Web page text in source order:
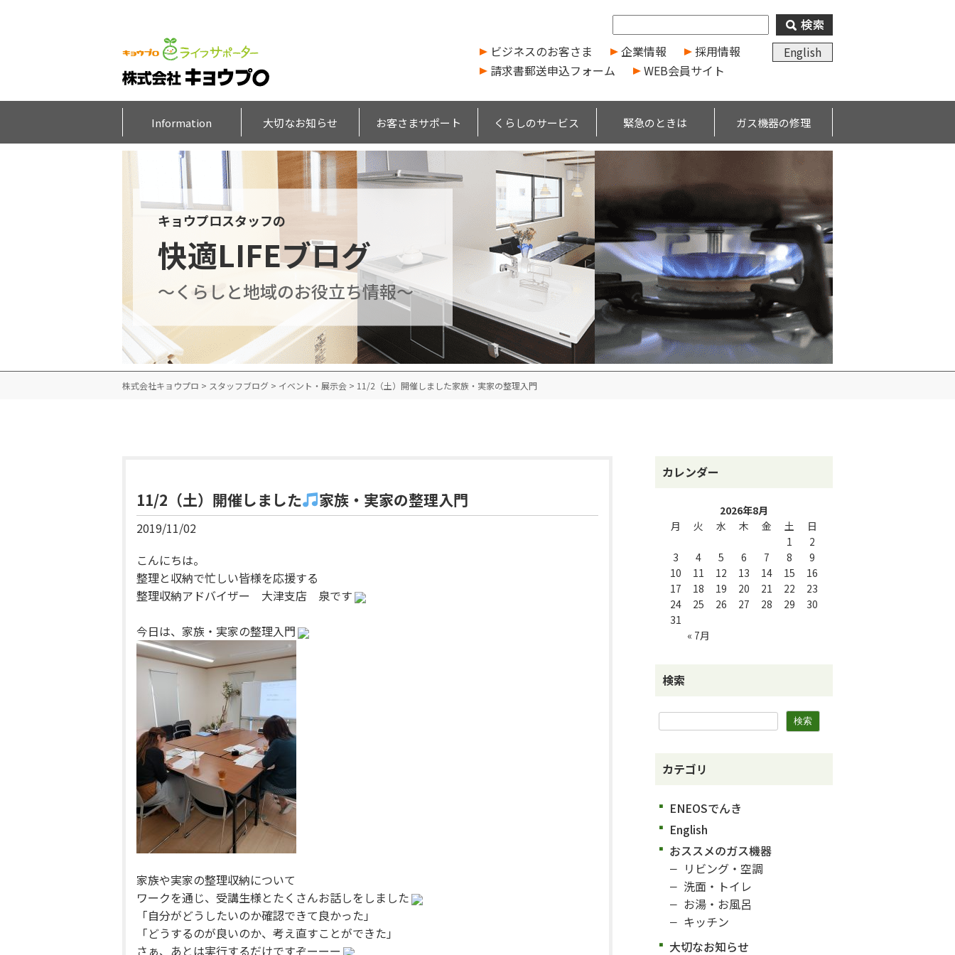
ビジネスのお客さま 企業情報 採用情報
English
請求書郵送申込フォーム
WEB会員サイト
Information 大切なお知らせ お客さまサポート くらしのサービス 緊急のときは ガス機器の修理
キョウプロスタッフの
快適LIFEブログ
～くらしと地域のお役立ち情報～
株式会社キョウプロ > スタッフブログ > イベント・展示会 > 11/2（土）開催しました家族・実家の整理入門
11/2（土）開催しました 家族・実家の整理入門
2019/11/02
こんにちは。
整理と収納で忙しい皆様を応援する
整理収納アドバイザー 大津支店 泉です
今日は、家族・実家の整理入門
家族や実家の整理収納について
ワークを通じ、受講生様とたくさんお話しをしました
「自分がどうしたいのか確認できて良かった」
「どうするのが良いのか、考え直すことができた」
さぁ、あとは実行するだけですぞーーー
カレンダー
2026年8月
月
火 水 木 金 土 日
« 7月
1
2
3
4 5 6 7 8
9
10
11 12 13 14 15
16
17
18 19 20 21 22
23
24
25 26 27 28 29
30
31
検索
カテゴリ
ENEOSでんき
English
おススメのガス機器
リビング・空調
洗面・トイレ
お湯・お風呂
キッチン
大切なお知らせ